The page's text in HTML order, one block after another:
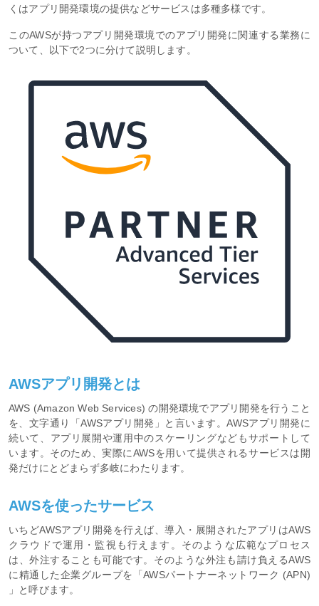
くはアプリ開発環境の提供などサービスは多種多様です。
このAWSが持つアプリ開発環境でのアプリ開発に関連する業務に
ついて、以下で2つに分けて説明します。
AWSアプリ開発とは
AWS (Amazon Web Services) の開発環境でアプリ開発を行うこと
を、文字通り「AWSアプリ開発」と言います。AWSアプリ開発に
続いて、アプリ展開や運用中のスケーリングなどもサポートして
います。そのため、実際にAWSを用いて提供されるサービスは開
発だけにとどまらず多岐にわたります。
AWSを使ったサービス
いちどAWSアプリ開発を行えば、導入・展開されたアプリはAWS
クラウドで運用・監視も行えます。そのような広範なプロセス
は、外注することも可能です。そのような外注も請け負えるAWS
に精通した企業グループを「AWSパートナーネットワーク (APN)
」と呼びます。